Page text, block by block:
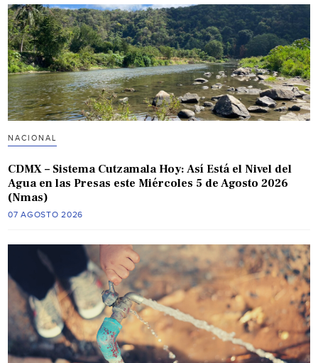
NACIONAL
CDMX – Sistema Cutzamala Hoy: Así Está el Nivel del
Agua en las Presas este Miércoles 5 de Agosto 2026
(Nmas)
07 AGOSTO 2026